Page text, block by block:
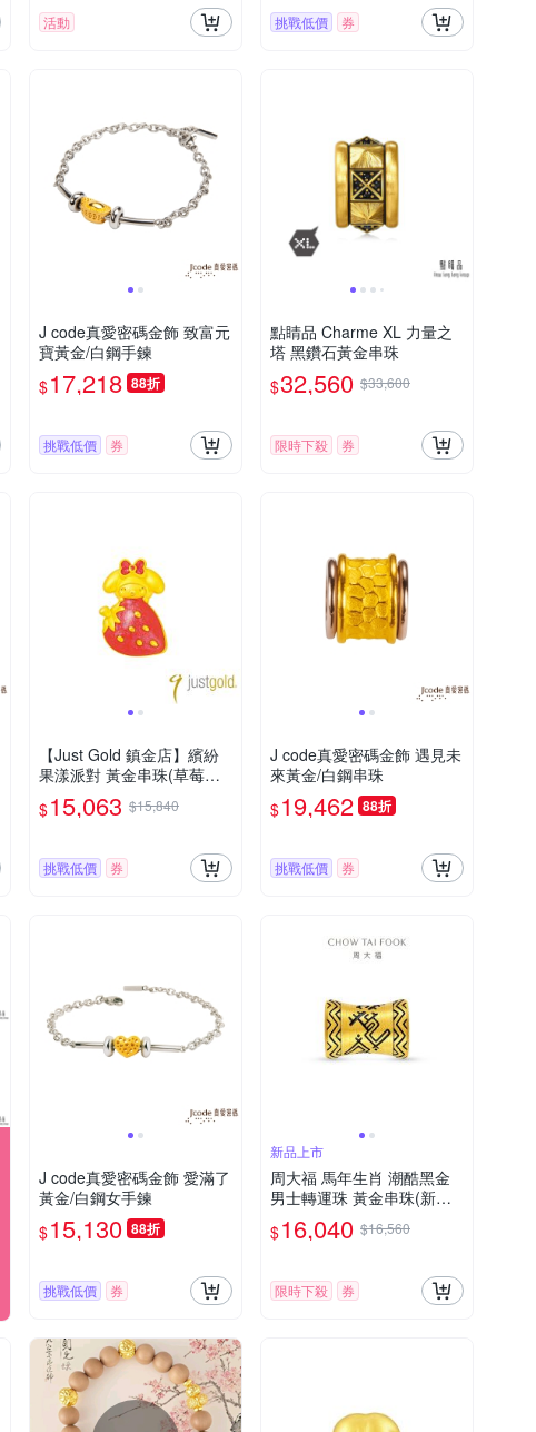
活動 挑戰低價 券
J code真愛密碼金飾 致富元
寶黃金/白鋼手鍊
$17,218 88折
挑戰低價 券
點睛品 Charme XL 力量之
塔 黑鑽石黃金串珠
$32,560 $33,600
限時下殺 券
【Just Gold 鎮金店】繽紛
果漾派對 黃金串珠(草莓Mel
ody)
$15,063 $15,840
挑戰低價 券
J code真愛密碼金飾 遇見未
來黃金/白鋼串珠
$19,462 88折
挑戰低價 券
J code真愛密碼金飾 愛滿了
黃金/白鋼女手鍊
$15,130 88折
挑戰低價 券
新品上市
周大福 馬年生肖 潮酷黑金
男士轉運珠 黃金串珠(新品
首發)
$16,040 $16,560
限時下殺 券